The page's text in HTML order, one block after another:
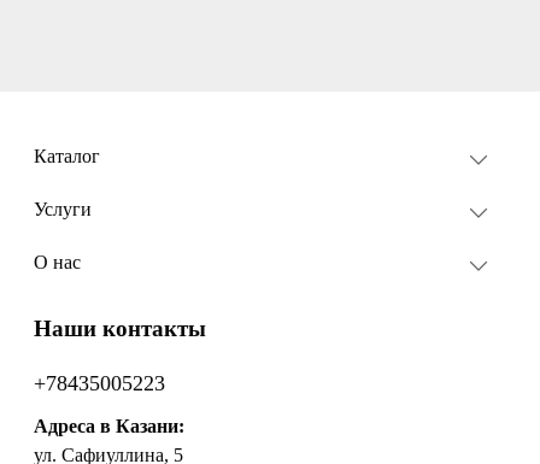
Каталог
Услуги
О нас
Наши контакты
+78435005223
Адреса в Казани:
ул. Сафиуллина, 5